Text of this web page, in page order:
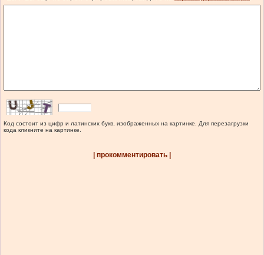
Код состоит из цифр и латинских букв, изображенных на картинке. Для перезагрузки
кода кликните на картинке.
| прокомментировать |